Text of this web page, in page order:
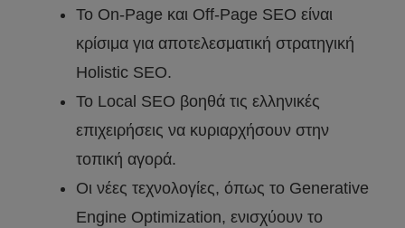
Το On-Page και Off-Page SEO είναι
κρίσιμα για αποτελεσματική στρατηγική
Holistic SEO.
Το Local SEO βοηθά τις ελληνικές
επιχειρήσεις να κυριαρχήσουν στην
τοπική αγορά.
Οι νέες τεχνολογίες, όπως το Generative
Engine Optimization, ενισχύουν το